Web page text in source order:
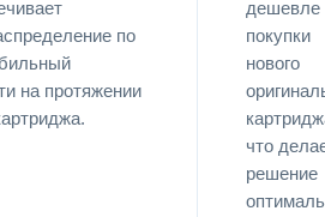
по
на протяжении
дешевле
покупки
нового
что
решение